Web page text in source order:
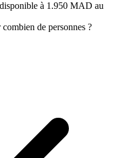
à 1.950 MAD au
de personnes ?